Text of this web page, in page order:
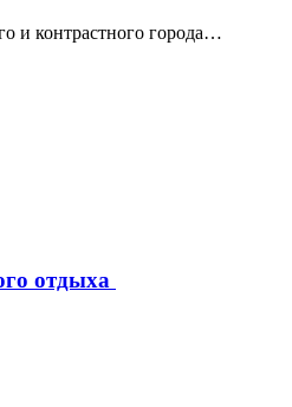
и контрастного города…
отдыха